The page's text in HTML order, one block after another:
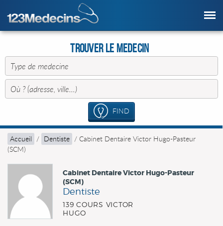
Trouver le Medecin
FIND
Accueil / Dentiste / Cabinet Dentaire Victor Hugo-Pasteur
(SCM)
Cabinet Dentaire Victor Hugo-Pasteur
(SCM)
Dentiste
139 COURS VICTOR
HUGO